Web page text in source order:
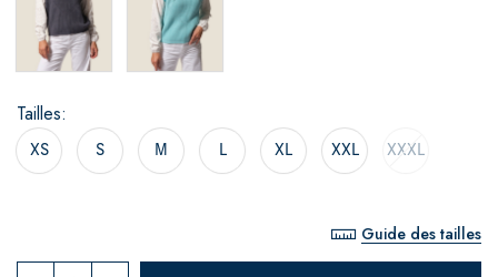
Tailles
XS S M L XL XXL XXXL
Guide des tailles